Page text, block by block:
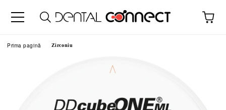
Prima pagină Zirconiu